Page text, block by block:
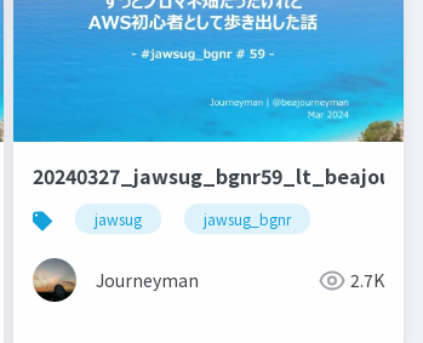
qiita qiitaアドベントカレンダー
jawsug jawsug_bgnr
Journeyman 2.7K